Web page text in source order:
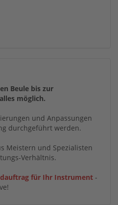
Beule bis zur
möglich.
und Anpassungen
durchgeführt werden.
Meistern und Spezialisten
Verhältnis.
für Ihr Instrument -